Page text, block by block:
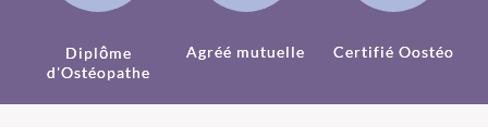
Diplôme
d'Ostéopathe
Agréé mutuelle Certifié Oostéo